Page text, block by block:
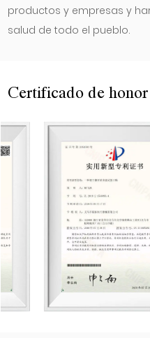
productos y empresas y
salud de todo el pueblo.
Certificado de honor